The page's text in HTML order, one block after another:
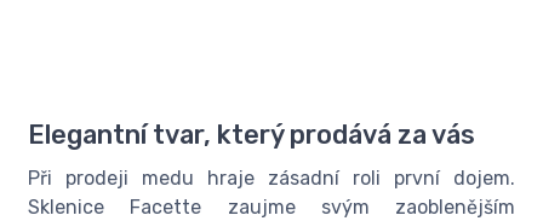
Elegantní tvar, který prodává za vás
Při prodeji medu hraje zásadní roli první dojem.
Sklenice Facette zaujme svým zaoblenějším